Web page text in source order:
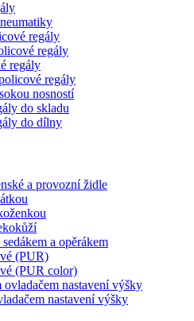
regály
regály
regály
regály
nosností
do skladu
do dílny
a provozní židle
a opěrákem
(PUR)
(PUR color)
ovladačem nastavení výšky
nastavení výšky